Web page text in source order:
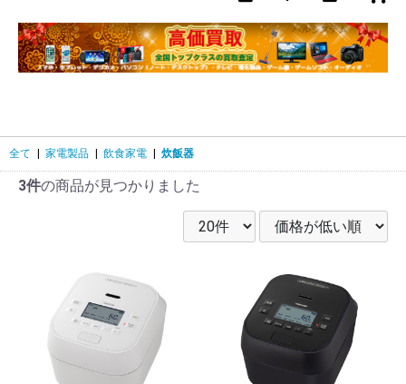
全て | 家電製品 | 飲食家電 | 炊飯器
3件の商品が見つかりました